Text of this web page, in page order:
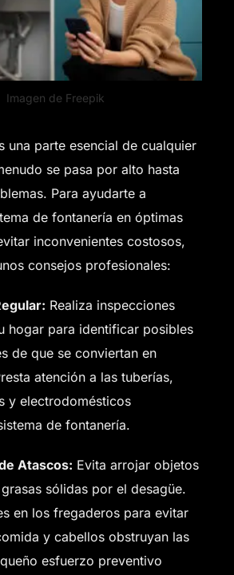
Imagen de Freepik
una parte esencial de cualquier
se pasa por alto hasta
Para ayudarte a
de fontanería en óptimas
inconvenientes costosos,
consejos profesionales:
Realiza inspecciones
hogar para identificar posibles
de que se conviertan en
atención a las tuberías,
y electrodomésticos
de fontanería.
Atascos: Evita arrojar objetos
sólidas por el desagüe.
en los fregaderos para evitar
y cabellos obstruyan las
esfuerzo preventivo